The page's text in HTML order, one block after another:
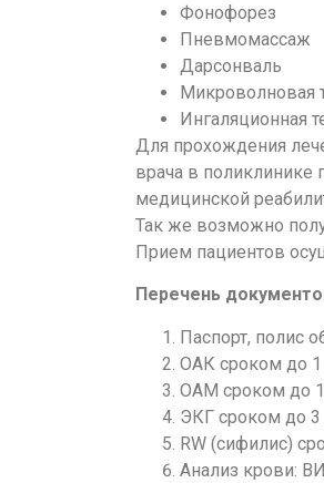
Фонофорез
Пневмомассаж
Дарсонваль
Микроволновая
Ингаляционная
Для прохождения
врача в поликлинике
медицинской
Так же возможно
Прием пациентов
Перечень
Паспорт, полис
ОАК сроком до 1
ОАМ сроком до
ЭКГ сроком до
RW (сифилис)
Анализ крови: